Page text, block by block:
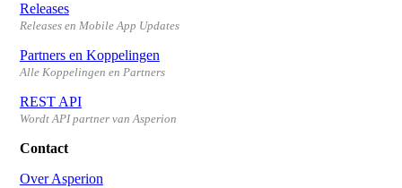
Releases
Releases en Mobile App Updates
Partners en Koppelingen
Alle Koppelingen en Partners
REST API
Wordt API partner van Asperion
Contact
Over Asperion